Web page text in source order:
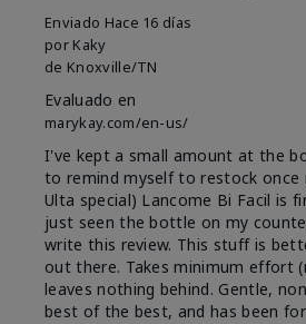
Enviado Hace 16 días
por Kaky
de Knoxville/TN
Evaluado en
marykay.com/en-us/
I've kept a small amount at the
to remind myself to restock once
Ulta special) Lancome Bi Facil is
just seen the bottle on my
write this review. This stuff is
out there. Takes minimum effort
leaves nothing behind. Gentle,
best of the best, and has been